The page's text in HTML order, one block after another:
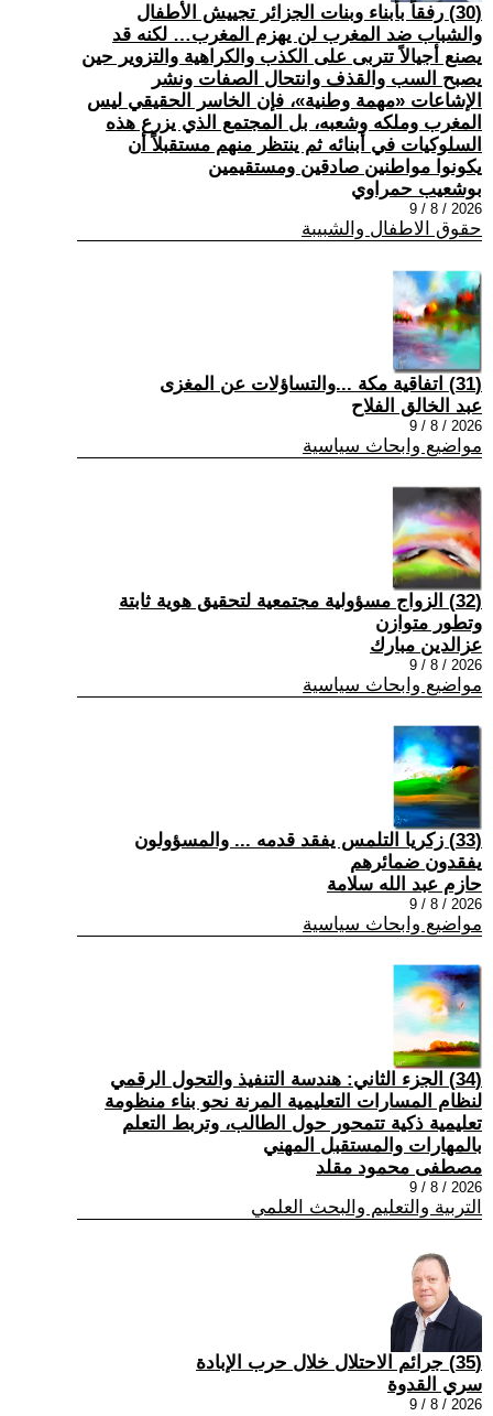
(30) رفقاً بأبناء وبنات الجزائر تجييش الأطفال
والشباب ضد المغرب لن يهزم المغرب… لكنه قد
يصنع أجيالاً تتربى على الكذب والكراهية والتزوير حين
يصبح السب والقذف وانتحال الصفات ونشر
الإشاعات «مهمة وطنية»، فإن الخاسر الحقيقي ليس
المغرب وملكه وشعبه، بل المجتمع الذي يزرع هذه
السلوكيات في أبنائه ثم ينتظر منهم مستقبلاً أن
يكونوا مواطنين صادقين ومستقيمين
بوشعيب حمراوي
2026 / 8 / 9
حقوق الاطفال والشبيبة
(31) اتفاقية مكة ...والتساؤلات عن المغزى
عبد الخالق الفلاح
2026 / 8 / 9
مواضيع وابحاث سياسية
(32) الزواج مسؤولية مجتمعية لتحقيق هوية ثابتة
وتطور متوازن
عزالدين مبارك
2026 / 8 / 9
مواضيع وابحاث سياسية
(33) زكريا التلمس يفقد قدمه ... والمسؤولون
يفقدون ضمائرهم
حازم عبد الله سلامة
2026 / 8 / 9
مواضيع وابحاث سياسية
(34) الجزء الثاني: هندسة التنفيذ والتحول الرقمي
لنظام المسارات التعليمية المرنة نحو بناء منظومة
تعليمية ذكية تتمحور حول الطالب، وتربط التعلم
بالمهارات والمستقبل المهني
مصطفى محمود مقلد
2026 / 8 / 9
التربية والتعليم والبحث العلمي
(35) جرائم الاحتلال خلال حرب الإبادة
سري القدوة
2026 / 8 / 9